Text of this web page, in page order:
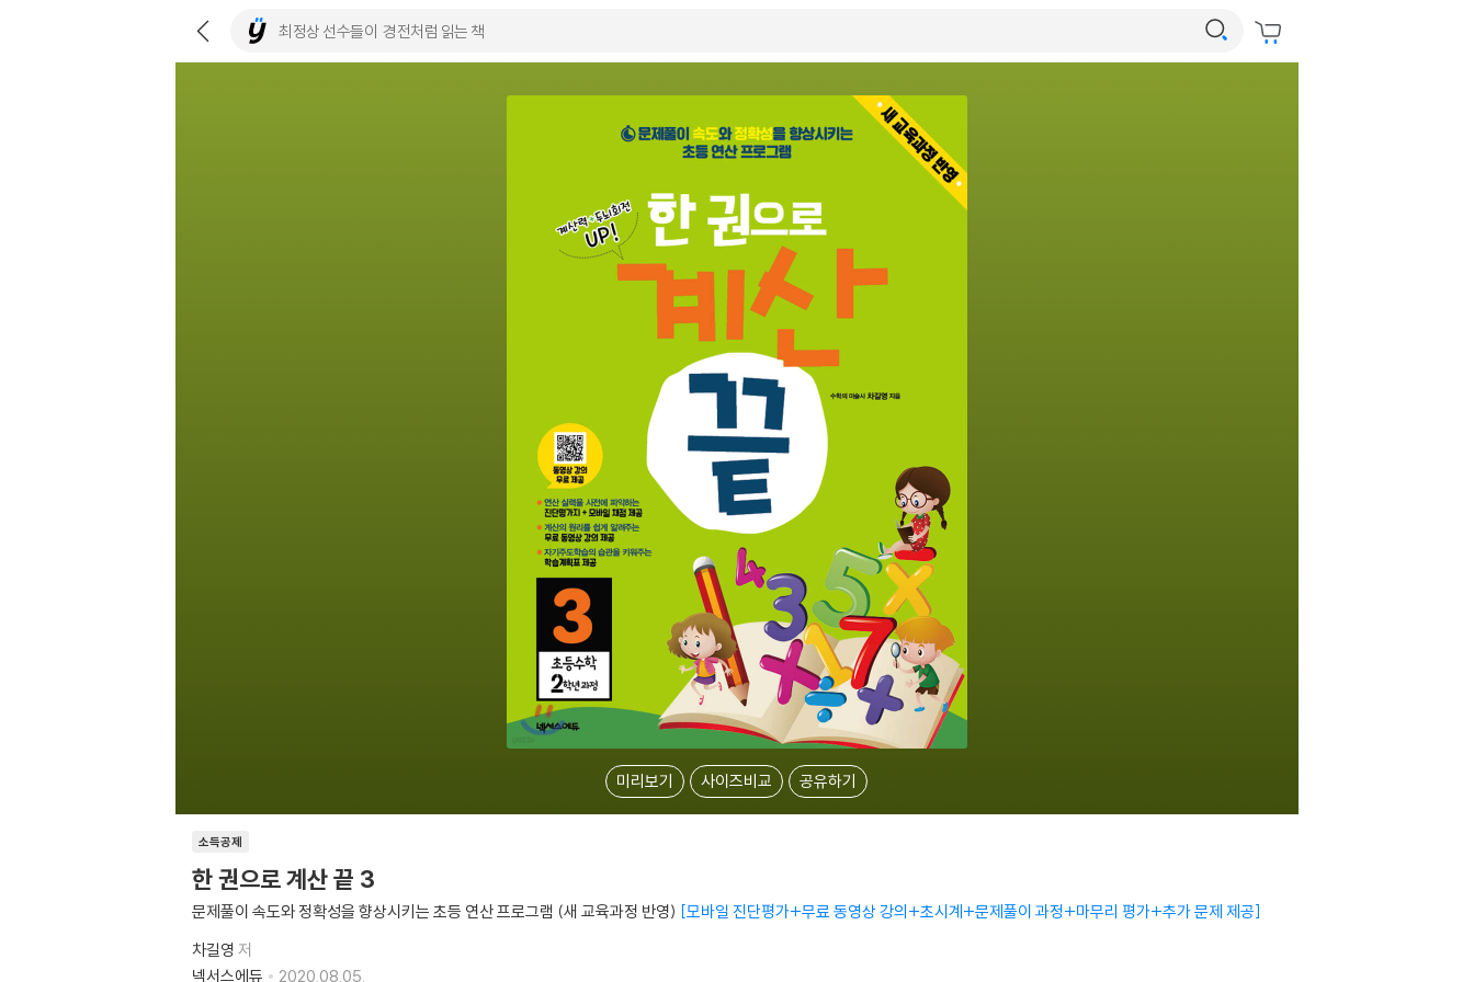
미리보기 사이즈비교 공유하기
소득공제
한 권으로 계산 끝 3
문제풀이 속도와 정확성을 향상시키는 초등 연산 프로그램 (새 교육과정 반영) 모바일 진단평가+무료 동영상 강의+초시계+문제풀이 과정+마무리 평가+추가 문제 제공
차길영 저
넥서스에듀
2020.08.05.